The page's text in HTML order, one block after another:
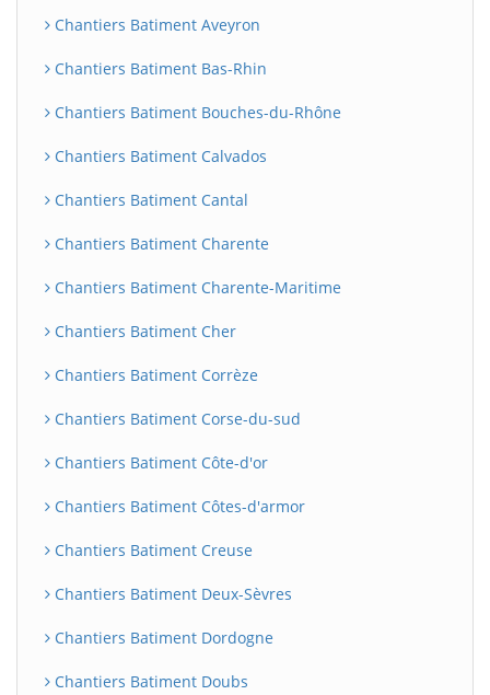
Chantiers Batiment Aveyron
Chantiers Batiment Bas-Rhin
Chantiers Batiment Bouches-du-Rhône
Chantiers Batiment Calvados
Chantiers Batiment Cantal
Chantiers Batiment Charente
Chantiers Batiment Charente-Maritime
Chantiers Batiment Cher
Chantiers Batiment Corrèze
Chantiers Batiment Corse-du-sud
Chantiers Batiment Côte-d'or
Chantiers Batiment Côtes-d'armor
Chantiers Batiment Creuse
Chantiers Batiment Deux-Sèvres
Chantiers Batiment Dordogne
Chantiers Batiment Doubs